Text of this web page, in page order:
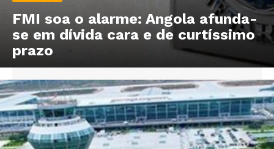
FMI soa o alarme: Angola afunda-
se em dívida cara e de curtíssimo
prazo